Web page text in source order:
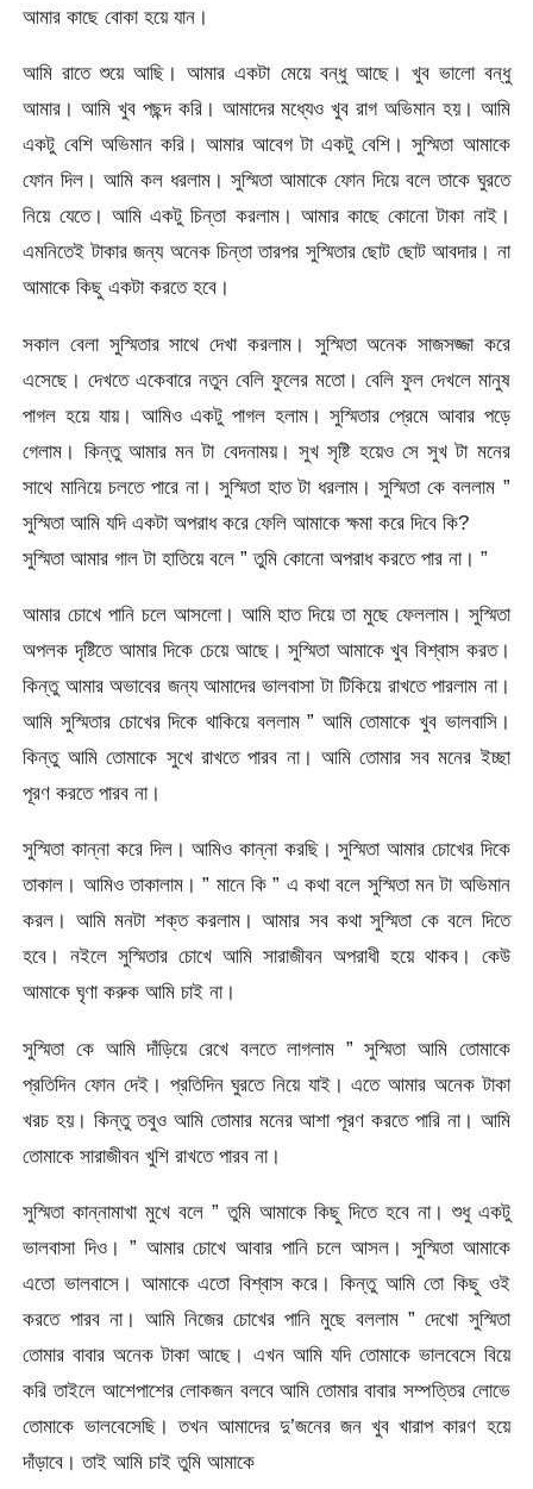
আমার কাছে বোকা হয়ে যান।
আমি রাতে শুয়ে আছি। আমার একটা মেয়ে বন্ধু আছে। খুব ভালো বন্ধু
আমার। আমি খুব পছন্দ করি। আমাদের মধ্যেও খুব রাগ অভিমান হয়। আমি
একটু বেশি অভিমান করি। আমার আবেগ টা একটু বেশি। সুস্মিতা আমাকে
ফোন দিল। আমি কল ধরলাম। সুস্মিতা আমাকে ফোন দিয়ে বলে তাকে ঘুরতে
নিয়ে যেতে। আমি একটু চিন্তা করলাম। আমার কাছে কোনো টাকা নাই।
এমনিতেই টাকার জন্য অনেক চিন্তা তারপর সুস্মিতার ছোট ছোট আবদার। না
আমাকে কিছু একটা করতে হবে।
সকাল বেলা সুস্মিতার সাথে দেখা করলাম। সুস্মিতা অনেক সাজসজ্জা করে
এসেছে। দেখতে একেবারে নতুন বেলি ফুলের মতো। বেলি ফুল দেখলে মানুষ
পাগল হয়ে যায়। আমিও একটু পাগল হলাম। সুস্মিতার প্রেমে আবার পড়ে
গেলাম। কিন্তু আমার মন টা বেদনাময়। সুখ সৃষ্টি হয়েও সে সুখ টা মনের
সাথে মানিয়ে চলতে পারে না। সুস্মিতা হাত টা ধরলাম। সুস্মিতা কে বললাম ”
সুস্মিতা আমি যদি একটা অপরাধ করে ফেলি আমাকে ক্ষমা করে দিবে কি?
সুস্মিতা আমার গাল টা হাতিয়ে বলে ” তুমি কোনো অপরাধ করতে পার না। ”
আমার চোখে পানি চলে আসলো। আমি হাত দিয়ে তা মুছে ফেললাম। সুস্মিতা
অপলক দৃষ্টিতে আমার দিকে চেয়ে আছে। সুস্মিতা আমাকে খুব বিশ্বাস করত।
কিন্তু আমার অভাবের জন্য আমাদের ভালবাসা টা টিকিয়ে রাখতে পারলাম না।
আমি সুস্মিতার চোখের দিকে থাকিয়ে বললাম ” আমি তোমাকে খুব ভালবাসি।
কিন্তু আমি তোমাকে সুখে রাখতে পারব না। আমি তোমার সব মনের ইচ্ছা
পূরণ করতে পারব না।
সুস্মিতা কান্না করে দিল। আমিও কান্না করছি। সুস্মিতা আমার চোখের দিকে
তাকাল। আমিও তাকালাম। ” মানে কি ” এ কথা বলে সুস্মিতা মন টা অভিমান
করল। আমি মনটা শক্ত করলাম। আমার সব কথা সুস্মিতা কে বলে দিতে
হবে। নইলে সুস্মিতার চোখে আমি সারাজীবন অপরাধী হয়ে থাকব। কেউ
আমাকে ঘৃণা করুক আমি চাই না।
সুস্মিতা কে আমি দাঁড়িয়ে রেখে বলতে লাগলাম ” সুস্মিতা আমি তোমাকে
প্রতিদিন ফোন দেই। প্রতিদিন ঘুরতে নিয়ে যাই। এতে আমার অনেক টাকা
খরচ হয়। কিন্তু তবুও আমি তোমার মনের আশা পূরণ করতে পারি না। আমি
তোমাকে সারাজীবন খুশি রাখতে পারব না।
সুস্মিতা কান্নামাখা মুখে বলে ” তুমি আমাকে কিছু দিতে হবে না। শুধু একটু
ভালবাসা দিও। ” আমার চোখে আবার পানি চলে আসল। সুস্মিতা আমাকে
এতো ভালবাসে। আমাকে এতো বিশ্বাস করে। কিন্তু আমি তো কিছু ওই
করতে পারব না। আমি নিজের চোখের পানি মুছে বললাম ” দেখো সুস্মিতা
তোমার বাবার অনেক টাকা আছে। এখন আমি যদি তোমাকে ভালবেসে বিয়ে
করি তাইলে আশেপাশের লোকজন বলবে আমি তোমার বাবার সম্পত্তির লোভে
তোমাকে ভালবেসেছি। তখন আমাদের দু’জনের জন খুব খারাপ কারণ হয়ে
দাঁড়াবে। তাই আমি চাই তুমি আমাকে